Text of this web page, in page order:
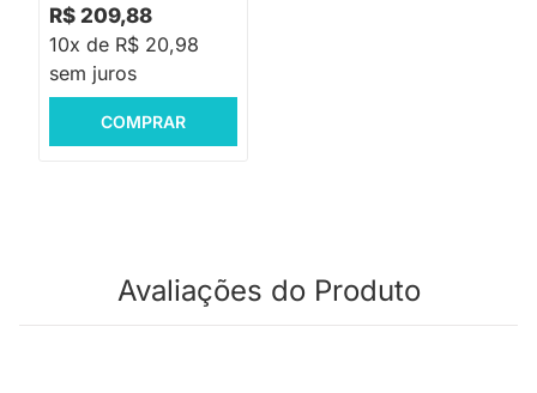
R$ 209,88
10x de R$ 20,98
sem juros
COMPRAR
Avaliações do Produto